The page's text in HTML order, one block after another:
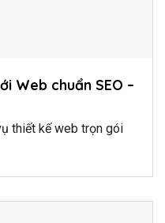
Web chuẩn SEO –
thiết kế web trọn gói